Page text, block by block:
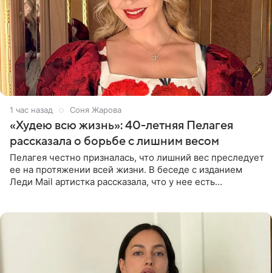
1 час назад Соня Жарова
«Худею всю жизнь»: 40-летняя Пелагея
рассказала о борьбе с лишним весом
Пелагея честно призналась, что лишний вес преследует
ее на протяжении всей жизни. В беседе с изданием
Леди Mail артистка рассказала, что у нее есть